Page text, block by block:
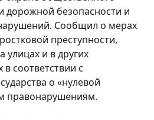
дорожной безопасности и
Сообщил о мерах
преступности,
улицах и в других
соответствии с
о «нулевой
правонарушениям.